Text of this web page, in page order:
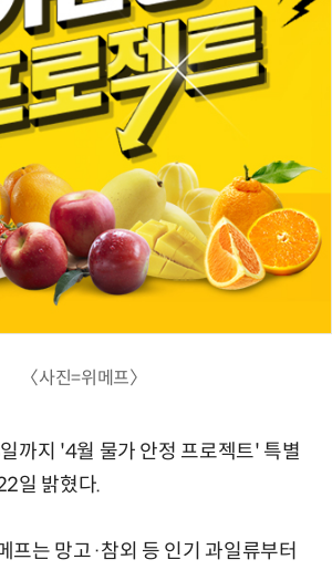
〈사진=위메프〉
까지 '4월 물가 안정 프로젝트' 특별
일 밝혔다.
프는 망고·참외 등 인기 과일류부터